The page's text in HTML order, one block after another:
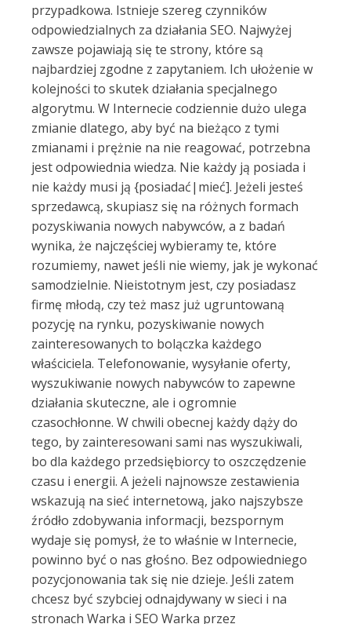
przypadkowa. Istnieje szereg czynników
odpowiedzialnych za działania SEO. Najwyżej
zawsze pojawiają się te strony, które są
najbardziej zgodne z zapytaniem. Ich ułożenie w
kolejności to skutek działania specjalnego
algorytmu. W Internecie codziennie dużo ulega
zmianie dlatego, aby być na bieżąco z tymi
zmianami i prężnie na nie reagować, potrzebna
jest odpowiednia wiedza. Nie każdy ją posiada i
nie każdy musi ją {posiadać|mieć]. Jeżeli jesteś
sprzedawcą, skupiasz się na różnych formach
pozyskiwania nowych nabywców, a z badań
wynika, że najczęściej wybieramy te, które
rozumiemy, nawet jeśli nie wiemy, jak je wykonać
samodzielnie. Nieistotnym jest, czy posiadasz
firmę młodą, czy też masz już ugruntowaną
pozycję na rynku, pozyskiwanie nowych
zainteresowanych to bolączka każdego
właściciela. Telefonowanie, wysyłanie oferty,
wyszukiwanie nowych nabywców to zapewne
działania skuteczne, ale i ogromnie
czasochłonne. W chwili obecnej każdy dąży do
tego, by zainteresowani sami nas wyszukiwali,
bo dla każdego przedsiębiorcy to oszczędzenie
czasu i energii. A jeżeli najnowsze zestawienia
wskazują na sieć internetową, jako najszybsze
źródło zdobywania informacji, bezspornym
wydaje się pomysł, że to właśnie w Internecie,
powinno być o nas głośno. Bez odpowiedniego
pozycjonowania tak się nie dzieje. Jeśli zatem
chcesz być szybciej odnajdywany w sieci i na
stronach Warka i SEO Warka przez